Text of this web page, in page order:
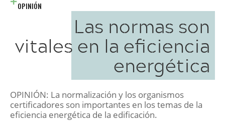
OPINIÓN
Las normas son
vitales en la eficiencia
energética
OPINIÓN: La normalización y los organismos
certificadores son importantes en los temas de la
eficiencia energética de la edificación.